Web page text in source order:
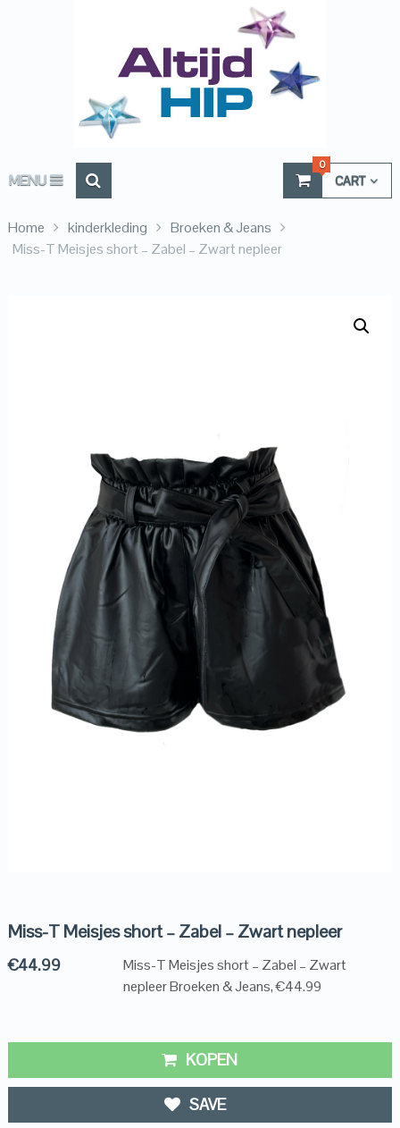
MENU CART
0
Home kinderkleding
Broeken & Jeans
Miss-T Meisjes short – Zabel – Zwart nepleer
Miss-T Meisjes short – Zabel – Zwart nepleer
€44.99
Miss-T Meisjes short – Zabel – Zwart
nepleer Broeken & Jeans, €44.99
KOPEN
SAVE